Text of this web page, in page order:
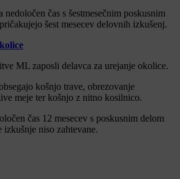
nedoločen čas s šestmesečnim poskusnim
šest mesecev delovnih izkušenj.
ML zaposli delavca za urejanje okolice.
košnjo trave, obrezovanje
meje ter košnjo z nitno kosilnico.
čas 12 mesecev s poskusnim delom
izkušnje niso zahtevane.